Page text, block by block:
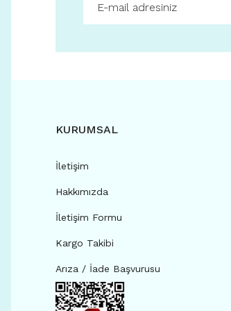
KURUMSAL
İletişim
Hakkımızda
İletişim Formu
Kargo Takibi
Arıza / İade Başvurusu